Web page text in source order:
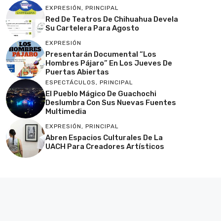
EXPRESIÓN, PRINCIPAL
Red De Teatros De Chihuahua Devela
Su Cartelera Para Agosto
EXPRESIÓN
Presentarán Documental “Los
Hombres Pájaro” En Los Jueves De
Puertas Abiertas
ESPECTÁCULOS, PRINCIPAL
El Pueblo Mágico De Guachochi
Deslumbra Con Sus Nuevas Fuentes
Multimedia
EXPRESIÓN, PRINCIPAL
Abren Espacios Culturales De La
UACH Para Creadores Artísticos